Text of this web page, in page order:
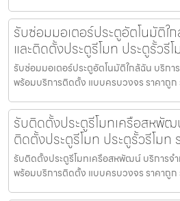
รับซ่อมมอเตอร์ประตูอัตโนมัติใ
และติดตั้งประตูรีโมท ประตูรั้วรี
รับซ่อมมอเตอร์ประตูอัตโนมัติใกล้ฉัน บริการ
พร้อมบริการติดตั้ง แบบครบวงจร ราคาถูก
รับติดตั้งประตูรีโมทเครือสหพัฒ
ติดตั้งประตูรีโมท ประตูรั้วรีโมท
รับติดตั้งประตูรีโมทเครือสหพัฒน์ บริการจำ
พร้อมบริการติดตั้ง แบบครบวงจร ราคาถู